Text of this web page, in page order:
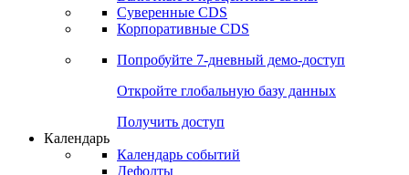
Получить доступ
Деривативы
Валютные и процентные свопы
Корпоративные CDS
Попробуйте7-дневный
Откройте глобальную базу данных